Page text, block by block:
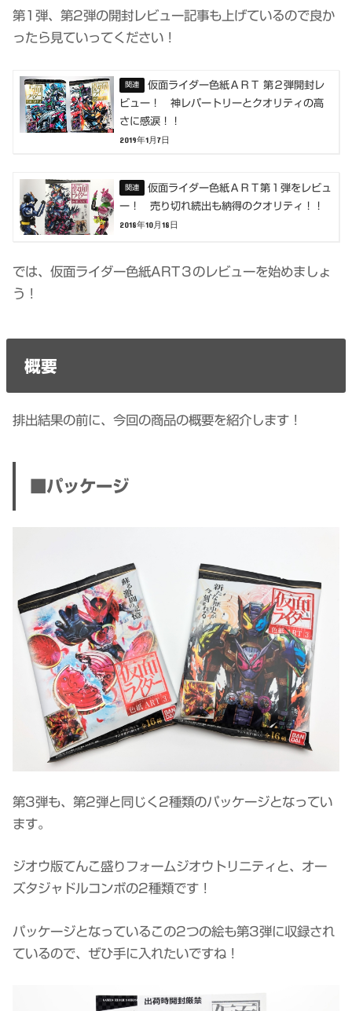
第1弾、第2弾の開封レビュー記事も上げているので良か
ったら見ていってください！
仮面ライダー色紙ＡＲＴ 第２弾開封レ
ビュー！ 神レパートリーとクオリティの高
さに感涙！！
2019年1月7日
仮面ライダー色紙ＡＲＴ第１弾をレビュ
ー！ 売り切れ続出も納得のクオリティ！！
2018年10月18日
では、仮面ライダー色紙ART３のレビューを始めましょ
う！
概要
排出結果の前に、今回の商品の概要を紹介します！
■パッケージ
第3弾も、第2弾と同じく2種類のパッケージとなってい
ます。
ジオウ版てんこ盛りフォームジオウトリニティと、オー
ズタジャドルコンボの2種類です！
パッケージとなっているこの2つの絵も第3弾に収録され
ているので、ぜひ手に入れたいですね！